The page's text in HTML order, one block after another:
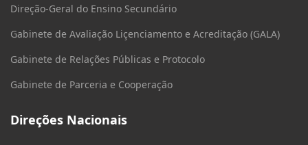
Direção-Geral do Ensino Secundário
Gabinete de Avaliação Liçenciamento e Acreditação (GALA)
Gabinete de Relações Públicas e Protocolo
Gabinete de Parceria e Cooperação
Direções Nacionais